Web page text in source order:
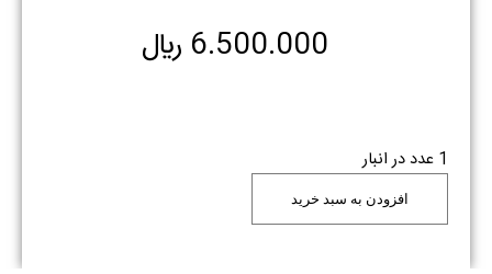
6.500.000 ﷼
1 عدد در انبار
افزودن به سبد خرید